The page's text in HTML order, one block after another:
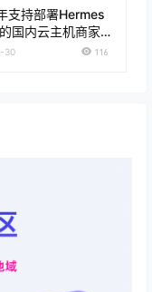
支持部署Hermes
国内云主机商家推
30 116